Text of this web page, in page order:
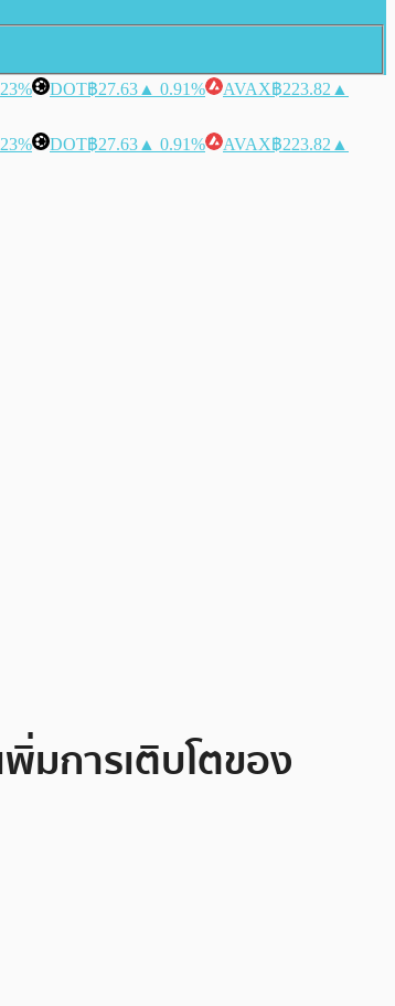
DOT฿27.63 ▲ 0.91% AVAX฿223.82 ▲
DOT฿27.63 ▲ 0.91% AVAX฿223.82 ▲
มการเติบโตของ